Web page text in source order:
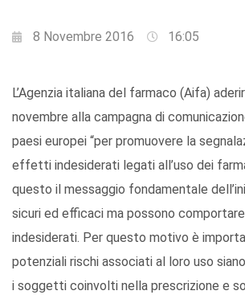
8 Novembre 2016 16:05
L’Agenzia italiana del farmaco (Aifa)
novembre alla campagna di
paesi europei “per promuovere la
effetti indesiderati legati all’uso dei
questo il messaggio fondamentale
sicuri ed efficaci ma possono
indesiderati. Per questo motivo è
potenziali rischi associati al loro uso
i soggetti coinvolti nella prescrizione e